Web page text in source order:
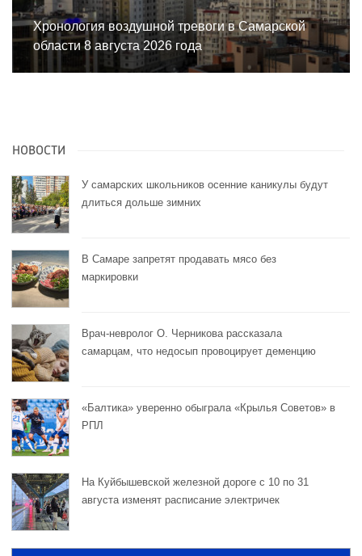
Хронология воздушной тревоги в Самарской
области 8 августа 2026 года
НОВОСТИ
У самарских школьников осенние каникулы будут
длиться дольше зимних
В Самаре запретят продавать мясо без
маркировки
Врач-невролог О. Черникова рассказала
самарцам, что недосып провоцирует деменцию
«Балтика» уверенно обыграла «Крылья Советов» в
РПЛ
На Куйбышевской железной дороге с 10 по 31
августа изменят расписание электричек